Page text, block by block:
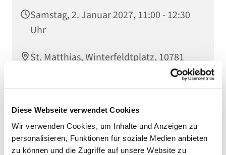
Diese Webseite verwendet Cookies
Wir verwenden Cookies, um Inhalte und Anzeigen zu
personalisieren, Funktionen für soziale Medien anbieten
zu können und die Zugriffe auf unsere Website zu
Samstag, 2. Januar 2027, 11:00 - 12:30
Uhr
St. Matthias, Winterfeldtplatz, 10781